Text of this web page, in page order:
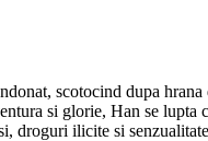
scotocind dupa
si glorie, Han se lupta
ilicite si